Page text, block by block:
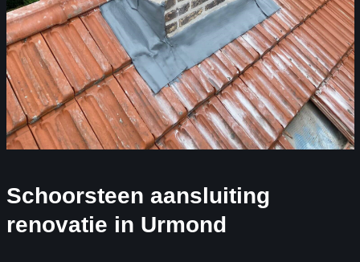
Schoorsteen aansluiting
renovatie in Urmond